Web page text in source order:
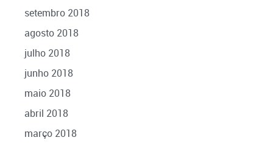
setembro 2018
agosto 2018
julho 2018
junho 2018
maio 2018
abril 2018
março 2018